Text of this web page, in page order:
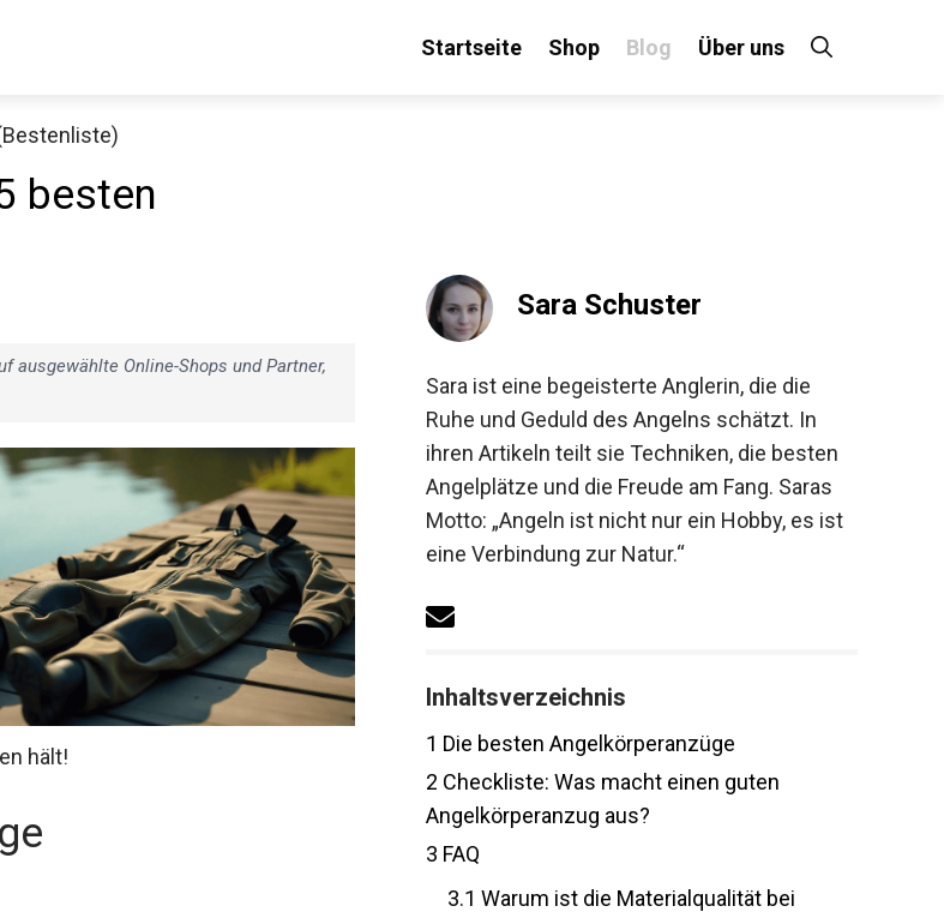
Startseite Shop Blog Über uns
besten
ausgewählte Online-Shops und Partner,
hält!
Sara Schuster
Sara ist eine begeisterte Anglerin, die die
Ruhe und Geduld des Angelns schätzt. In
ihren Artikeln teilt sie Techniken, die besten
Angelplätze und die Freude am Fang. Saras
Motto: „Angeln ist nicht nur ein Hobby, es
ist eine Verbindung zur Natur.“
Inhaltsverzeichnis
Die besten Angelkörperanzüge
Checkliste: Was macht einen guten
Angelkörperanzug aus?
FAQ
3.1Warum ist die Materialqualität bei
Decathlon Sale
meistverkauften Produkte im Sale bei Decathlon an!
Jetzt anschauen